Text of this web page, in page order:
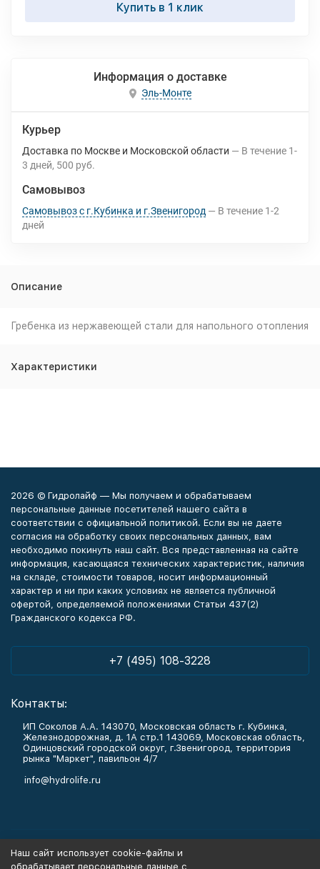
Купить в 1 клик
Информация о доставке
Эль-Монте
Курьер
Доставка по Москве и Московской области В течение 1-
3 дней 500 руб.
Самовывоз
Самовывоз с г.Кубинка и г.Звенигород В течение 1-2
дней
Описание
Гребенка из нержавеющей стали для напольного отопления
Характеристики
2026 © Гидролайф — Мы получаем и обрабатываем
персональные данные посетителей нашего сайта в
соответствии с официальной политикой. Если вы не даете
согласия на обработку своих персональных данных, вам
необходимо покинуть наш сайт. Вся представленная на сайте
информация, касающаяся технических характеристик, наличия
на складе, стоимости товаров, носит информационный
характер и ни при каких условиях не является публичной
офертой, определяемой положениями Статьи 437(2)
Гражданского кодекса РФ.
+7 (495) 108-3228
Контакты:
ИП Соколов А.А. 143070, Московская область г. Кубинка,
Железнодорожная, д. 1А стр.1 143069, Московская область,
Одинцовский городской округ, г.Звенигород, территория
рынка "Маркет", павильон 4/7
info@hydrolife.ru
Наш сайт использует cookie-файлы и
обрабатывает персональные данные с